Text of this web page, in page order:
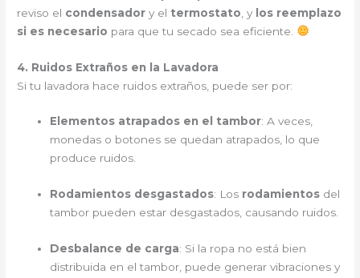
reviso el condensador y el termostato , y los reemplazo
si es necesario para que tu secado sea eficiente.
4. Ruidos Extraños en la Lavadora
Si tu lavadora hace ruidos extraños, puede ser por:
Elementos atrapados en el tambor: A veces,
monedas o botones se quedan atrapados, lo que
produce ruidos.
Rodamientos desgastados: Los rodamientos del
tambor pueden estar desgastados, causando ruidos.
Desbalance de carga: Si la ropa no está bien
distribuida en el tambor, puede generar vibraciones y